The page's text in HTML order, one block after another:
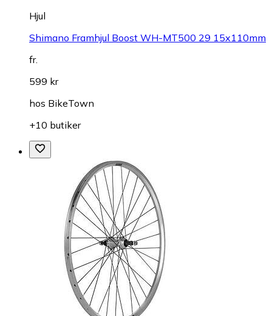
Hjul
Shimano Framhjul Boost WH-MT500 29 15x110mm
fr.
599 kr
hos BikeTown
+10 butiker